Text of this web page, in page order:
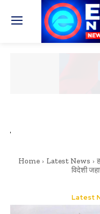
Home Latest News
विदेशी
Latest